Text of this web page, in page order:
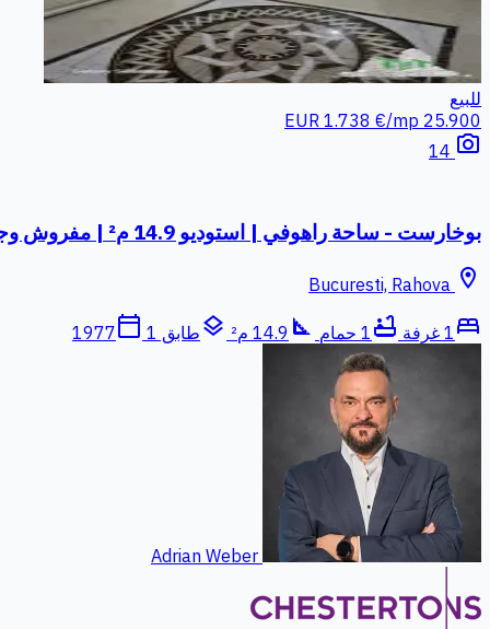
للبيع
25.900 EUR
1.738 €/mp
photo_camera
بوخارست - ساحة راهوفي | استوديو 14.9 م² | مفروش وجاهز بالكامل
location_on
bed 1 غرفة bathtub 1 حمام square_foot 14.9 م² layers طابق 1 calendar_today
1977
Adrian Weber